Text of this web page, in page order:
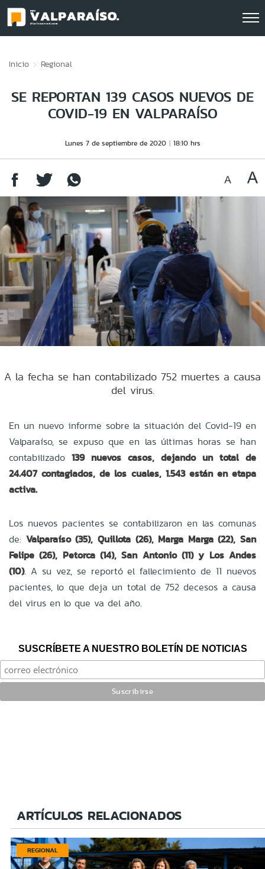
Inicio Regional
SE REPORTAN 139 CASOS NUEVOS DE
COVID-19 EN VALPARAÍSO
Lunes 7 de septiembre de 2020 18:10 hrs
A la fecha se han contabilizado 752 muertes a causa
del virus.
En un nuevo informe sobre la situación del Covid-19 en
Valparaíso, se expuso que en las últimas horas se han
contabilizado 139 nuevos casos, dejando un total de
24.407 contagiados, de los cuales, 1.543 están en etapa
activa.
Los nuevos pacientes se contabilizaron en las comunas
de: Valparaíso (35), Quillota (26), Marga Marga (22), San
Felipe (26), Petorca (14), San Antonio (11) y Los Andes
(10). A su vez, se reportó el fallecimiento de 11 nuevos
pacientes, lo que deja un total de 752 decesos a causa
del virus en lo que va del año.
SUSCRÍBETE A NUESTRO BOLETÍN DE NOTICIAS
ARTÍCULOS RELACIONADOS
REGIONAL